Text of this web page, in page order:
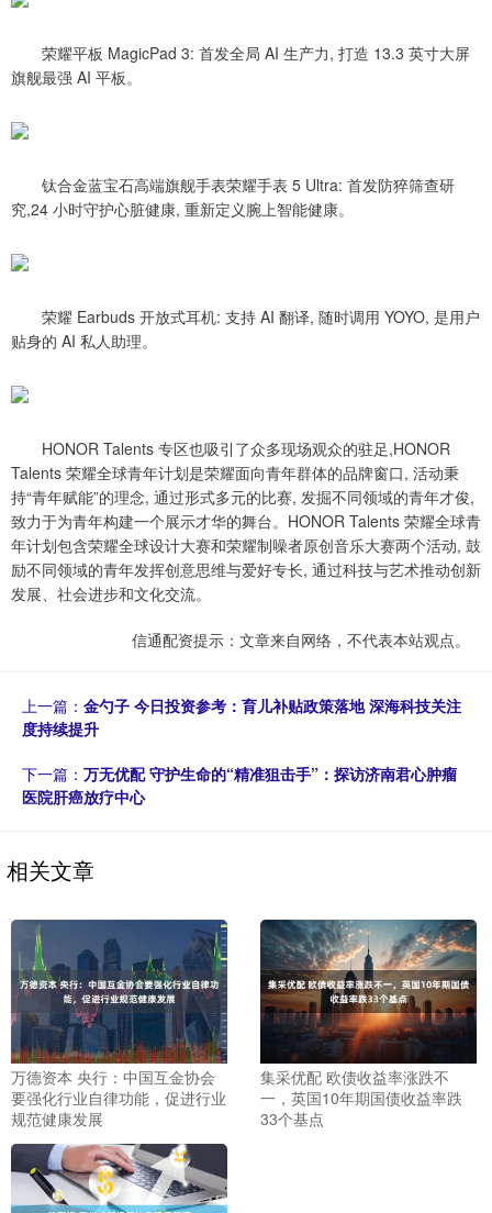
荣耀平板 MagicPad 3: 首发全局 AI 生产力, 打造 13.3 英寸大屏
旗舰最强 AI 平板。
钛合金蓝宝石高端旗舰手表荣耀手表 5 Ultra: 首发防猝筛查研
究,24 小时守护心脏健康, 重新定义腕上智能健康。
荣耀 Earbuds 开放式耳机: 支持 AI 翻译, 随时调用 YOYO, 是用户
贴身的 AI 私人助理。
HONOR Talents 专区也吸引了众多现场观众的驻足,HONOR
Talents 荣耀全球青年计划是荣耀面向青年群体的品牌窗口, 活动秉
持“青年赋能”的理念, 通过形式多元的比赛, 发掘不同领域的青年才俊,
致力于为青年构建一个展示才华的舞台。HONOR Talents 荣耀全球青
年计划包含荣耀全球设计大赛和荣耀制噪者原创音乐大赛两个活动, 鼓
励不同领域的青年发挥创意思维与爱好专长, 通过科技与艺术推动创新
发展、社会进步和文化交流。
信通配资提示：文章来自网络，不代表本站观点。
上一篇： 金勺子 今日投资参考：育儿补贴政策落地 深海科技关注
度持续提升
下一篇： 万无优配 守护生命的“精准狙击手”：探访济南君心肿瘤
医院肝癌放疗中心
相关文章
万德资本 央行：中国互金协会
要强化行业自律功能，促进行业
规范健康发展
集采优配 欧债收益率涨跌不
一，英国10年期国债收益率跌
33个基点